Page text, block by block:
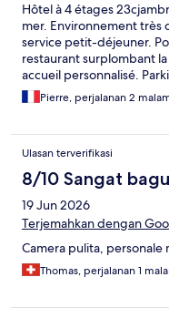
Hôtel à 4 étages
mer. Environnement très
service petit-déjeuner.
restaurant surplombant
accueil personnalisé.
Sozopol.Pierre, perjalanan 2
Ulasan terverifikasi
8/10 Sangat
19 Jun 2026
Terjemahkan dengan
Camera pulita, personale
Thomas, perjalanan 1